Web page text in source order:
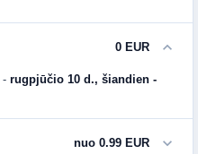
0 EUR expand_more
- rugpjūčio 10 d., šiandien -
nuo 0.99 EUR expand_more